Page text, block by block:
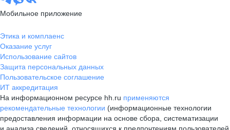
Мобильное приложение
Этика и комплаенс
Оказание услуг
Использование сайтов
Защита персональных данных
Пользовательское соглашение
ИТ аккредитация
На информационном ресурсе hh.ru применяются
рекомендательные технологии (информационные технологии
предоставления информации на основе сбора, систематизации